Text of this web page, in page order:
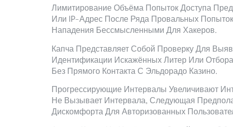
Лимитирование Объёма Попыток Доступа
Или IP-Адрес После Ряда Провальных
Нападения Бессмысленными Для Хакеров.
Капча Представляет Собой Проверку Для
Идентификации Искажённых Литер Или
Без Прямого Контакта С Эльдорадо Казино.
Прогрессирующие Интервалы Увеличивают
Не Вызывает Интервала, Следующая
Дискомфорта Для Авторизованных